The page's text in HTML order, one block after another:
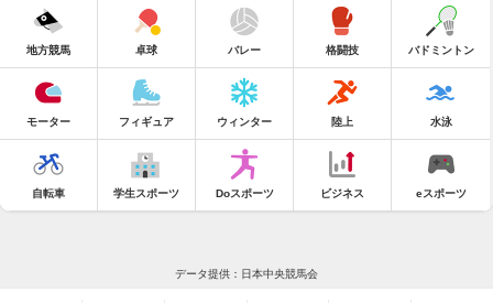
地方競馬 卓球 バレー 格闘技 バドミントン
モーター フィギュア ウィンター 陸上 水泳
自転車 学生スポーツ Doスポーツ ビジネス eスポーツ
データ提供：日本中央競馬会